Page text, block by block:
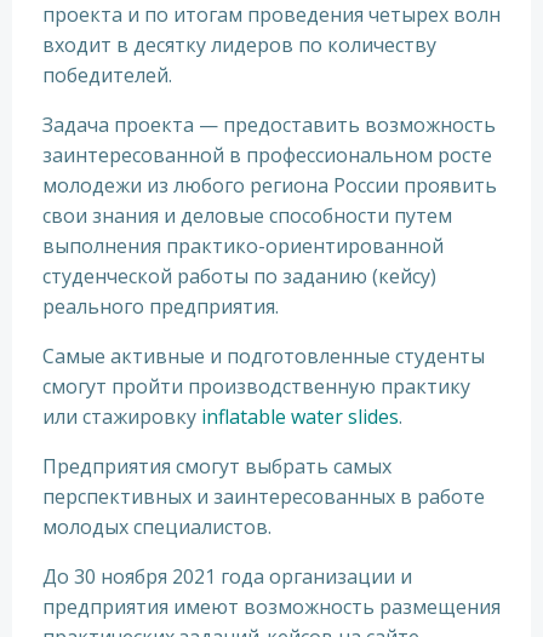
проекта и по итогам проведения четырех волн
входит в десятку лидеров по количеству
победителей.
Задача проекта — предоставить возможность
заинтересованной в профессиональном росте
молодежи из любого региона России проявить
свои знания и деловые способности путем
выполнения практико-ориентированной
студенческой работы по заданию (кейсу)
реального предприятия.
Самые активные и подготовленные студенты
смогут пройти производственную практику
или стажировку inflatable water slides.
Предприятия смогут выбрать самых
перспективных и заинтересованных в работе
молодых специалистов.
До 30 ноября 2021 года организации и
предприятия имеют возможность размещения